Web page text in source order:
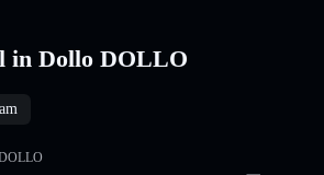
in Dollo DOLLO